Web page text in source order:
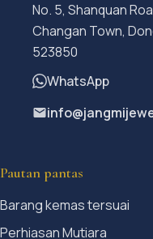
No. 5, Shanquan
Changan Town,
523850
WhatsApp
Pautan pantas
Barang kemas tersuai
Perhiasan Mutiara